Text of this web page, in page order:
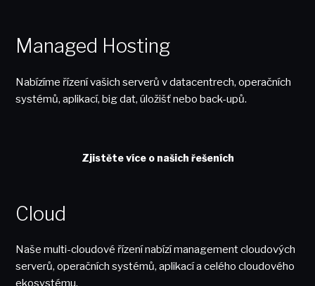
Managed Hosting
Nabízíme řízení vašich serverů v datacentrech, operačních
systémů, aplikací, big dat, úložišť nebo back-upů.
Zjistěte více o našich řešeních
Cloud
Naše multi-cloudové řízení nabízí management cloudových
serverů, operačních systémů, aplikací a celého cloudového
ekosystému.